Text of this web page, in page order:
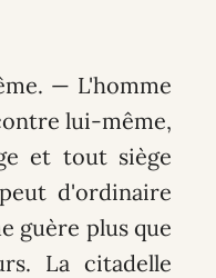
— L'homme
lui-même,
et tout siège
d'ordinaire
guère plus que
La citadelle